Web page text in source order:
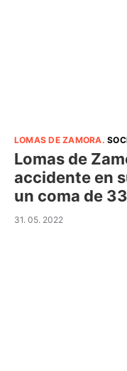
LOMAS DE ZAMORA.
Lomas de
accidente en
un coma de
31. 05. 2022